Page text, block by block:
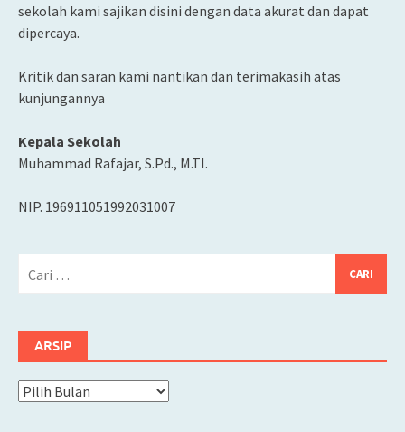
sekolah kami sajikan disini dengan data akurat dan dapat
dipercaya.
Kritik dan saran kami nantikan dan terimakasih atas
kunjungannya
Kepala Sekolah
Muhammad Rafajar, S.Pd., M.TI.
NIP. 196911051992031007
ARSIP
Arsip